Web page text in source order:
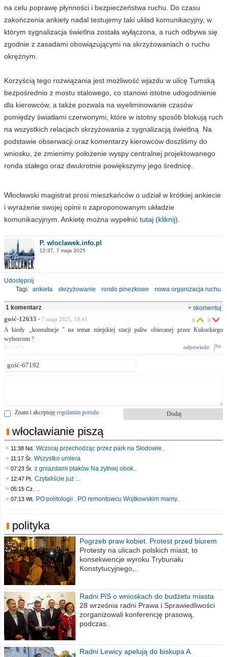
na celu poprawę płynności i bezpieczeństwa ruchu. Do czasu
zakończenia ankiety nadal testujemy taki układ komunikacyjny, w
którym sygnalizacja świetlna została wyłączona, a ruch odbywa się
zgodnie z zasadami obowiązującymi na skrzyżowaniach o ruchu
okrężnym.
Korzyścią tego rozwiązania jest możliwość wjazdu w ulicę Tumską
bezpośrednio z mostu stalowego, co stanowi istotne udogodnienie
dla kierowców, a także pozwala na wyeliminowanie czasów
pomiędzy światłami czerwonymi, które w istotny sposób blokują ruch
na wszystkich relacjach skrzyżowania z sygnalizacją świetlną. Na
podstawie obserwacji oraz komentarzy kierowców doszliśmy do
wniosku, że zmienimy położenie wyspy centralnej projektowanego
ronda stałego oraz dwukrotnie powiększymy jego średnicę.
Włocławski magistrat prosi mieszkańców o udział w krótkiej ankiecie
i wyrażenie swojej opinii o zaproponowanym układzie
komunikacyjnym. Ankietę można wypełnić tutaj (kliknij)
P. wloclawek.info.pl
12:37, 7 maja 2025
Udostępnij
Tagi: ankieta skrzyżowanie rondo pinezkowe nowa organizacja ruchu
1 komentarz
+ skomentuj
gość-12633 • 7 maja 2025, 18:41
A kiedy ,,konsultacje '' na temat miejskiej stacji paliw obiecanej przez Kukuckiego
wyborcom ?
0 0
odpowiedz
ID:87073
Znam i akceptuję regulamin portalu
włocławianie piszą
11:38 Nd. Wczoraj przechodząc przez park na Słodowie..
11:17 Śr. Wszystko umiera
07:23 Śr. z gniazdami ptaków Na żytniej obok..
12:47 Pt. Czytaliście już :..
05:15 Cz. ..
07:13 Wt. PO politologii . PO remontowcu Wojtkowskim mamy..
polityka
Pogrzeb praw kobiet. Protest przed biurem
poselskim PiS
Protesty na ulicach polskich miast, to
konsekwencje wyroku Trybunału
Konstytucyjnego,..
Radni PiS o wnioskach do budżetu miasta
na 2021 rok
28 września radni Prawa i Sprawiedliwości
zorganizowali konferencję prasową,
podczas..
Radni Lewicy apelują do biskupa A.